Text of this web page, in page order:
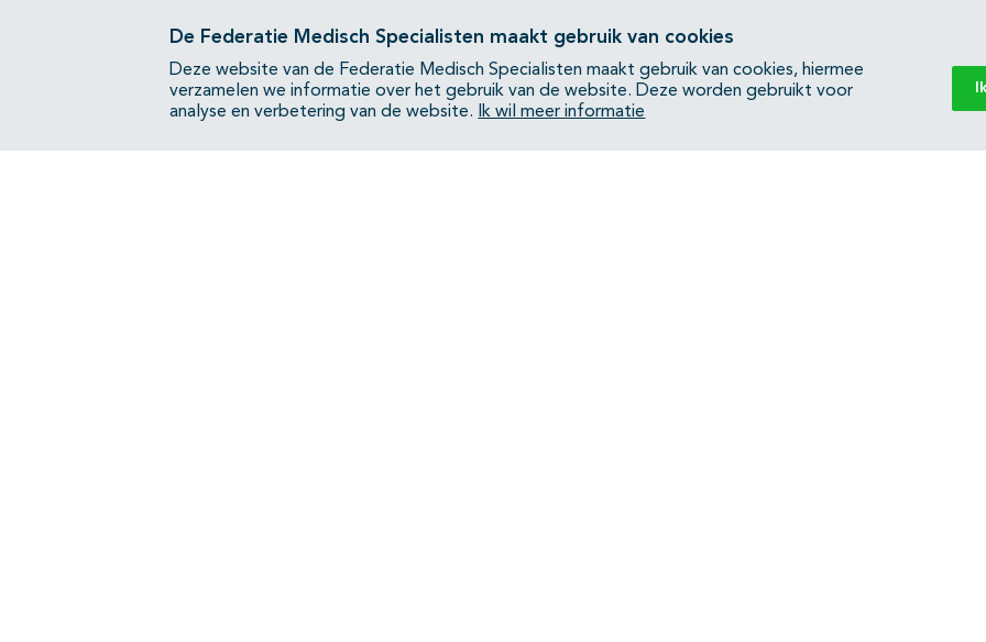
De Federatie Medisch Specialisten maakt gebruik van cookies
Deze website van de Federatie Medisch Specialisten maakt gebruik van cookies, hiermee
verzamelen we informatie over het gebruik van de website. Deze worden gebruikt voor
analyse en verbetering van de website.
Ik wil meer informatie